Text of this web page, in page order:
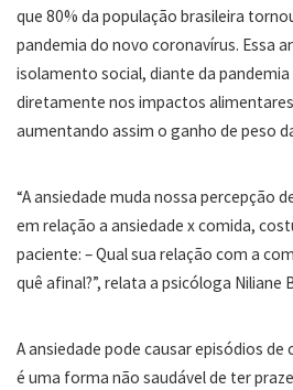
que 80% da população brasileira
pandemia do novo coronavírus. Essa
isolamento social, diante da
diretamente nos impactos
aumentando assim o ganho de peso
“A ansiedade muda nossa percepção
em relação a ansiedade x comida,
paciente: – Qual sua relação com a
quê afinal?”, relata a psicóloga Niliane
A ansiedade pode causar episódios
é uma forma não saudável de ter